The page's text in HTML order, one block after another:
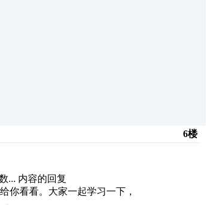
6楼
... 内容的回复
你看看。大家一起学习一下，